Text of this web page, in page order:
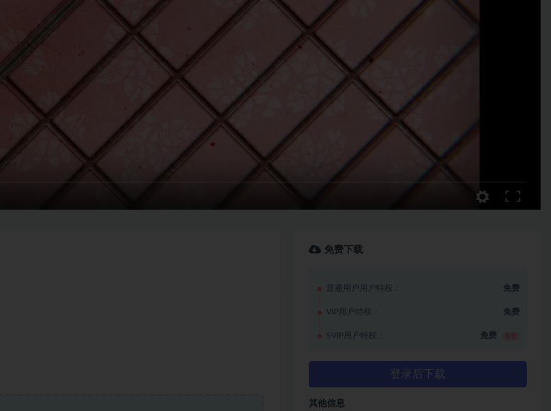
免费下载
普通用户用户特权： 免费
VIP用户特权： 免费
SVIP用户特权： 免费
登录后下载
其他信息